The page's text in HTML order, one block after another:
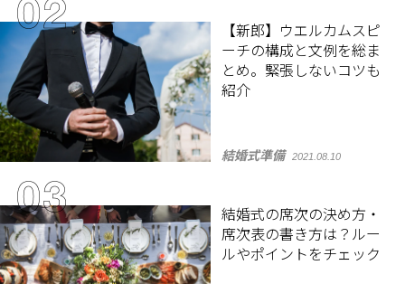
【新郎】ウエルカムスピ
ーチの構成と文例を総ま
とめ。緊張しないコツも
紹介
結婚式準備 2021.08.10
結婚式の席次の決め方・
席次表の書き方は？ルー
ルやポイントをチェック